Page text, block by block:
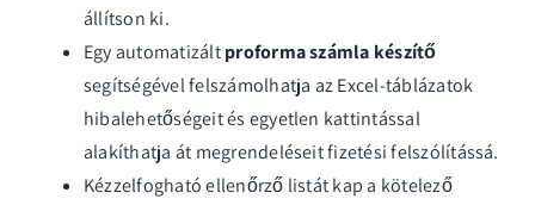
állítson ki.
Egy automatizáltproforma számla készítő
segítségével felszámolhatja az Excel-táblázatok
hibalehetőségeit és egyetlen kattintással
alakíthatja át megrendeléseit fizetési felszólítássá.
Kézzelfogható ellenőrző listát kap a kötelező